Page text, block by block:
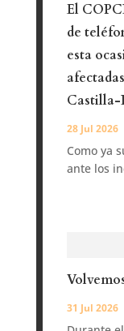
El
de
esta
Castilla-
28 Jul 2026
Como ya
ante los
31 Jul 2026